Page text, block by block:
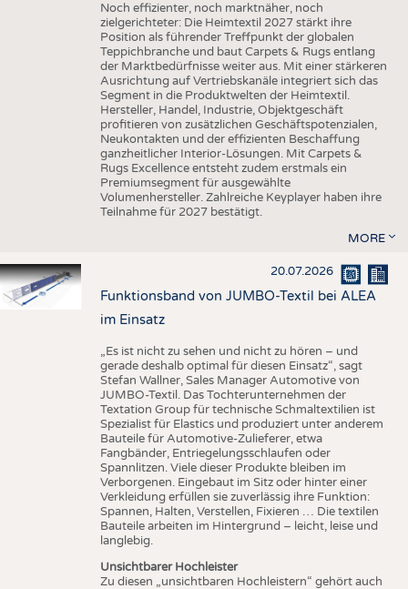
Noch effizienter, noch marktnäher, noch
zielgerichteter: Die Heimtextil 2027 stärkt ihre
Position als führender Treffpunkt der globalen
Teppichbranche und baut Carpets & Rugs entlang
der Marktbedürfnisse weiter aus. Mit einer stärkeren
Ausrichtung auf Vertriebskanäle integriert sich das
Segment in die Produktwelten der Heimtextil.
Hersteller, Handel, Industrie, Objektgeschäft
profitieren von zusätzlichen Geschäftspotenzialen,
Neukontakten und der effizienten Beschaffung
ganzheitlicher Interior-Lösungen. Mit Carpets &
Rugs Excellence entsteht zudem erstmals ein
Premiumsegment für ausgewählte
Volumenhersteller. Zahlreiche Keyplayer haben ihre
Teilnahme für 2027 bestätigt.
MORE
20.07.2026
Funktionsband von JUMBO-Textil bei ALEA
im Einsatz
„Es ist nicht zu sehen und nicht zu hören – und
gerade deshalb optimal für diesen Einsatz“, sagt
Stefan Wallner, Sales Manager Automotive von
JUMBO-Textil. Das Tochterunternehmen der
Textation Group für technische Schmaltextilien ist
Spezialist für Elastics und produziert unter anderem
Bauteile für Automotive-Zulieferer, etwa
Fangbänder, Entriegelungsschlaufen oder
Spannlitzen. Viele dieser Produkte bleiben im
Verborgenen. Eingebaut im Sitz oder hinter einer
Verkleidung erfüllen sie zuverlässig ihre Funktion:
Spannen, Halten, Verstellen, Fixieren … Die textilen
Bauteile arbeiten im Hintergrund – leicht, leise und
langlebig.
Unsichtbarer Hochleister
Zu diesen „unsichtbaren Hochleistern“ gehört auch